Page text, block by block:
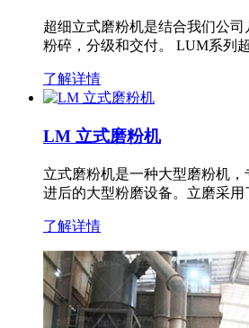
超细立式磨粉机是结合我们公
粉碎，分级和交付。 LUM系列
了解详情
LM 立式磨粉机
立式磨粉机是一种大型磨粉机
进后的大型粉磨设备。立磨采
了解详情